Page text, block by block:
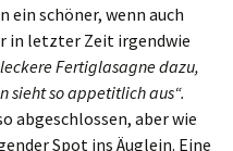
ein schöner, wenn auch
in letzter Zeit irgendwie
Fertiglasagne dazu,
sieht so appetitlich aus“.
abgeschlossen, aber wie
Spot ins Äuglein. Eine